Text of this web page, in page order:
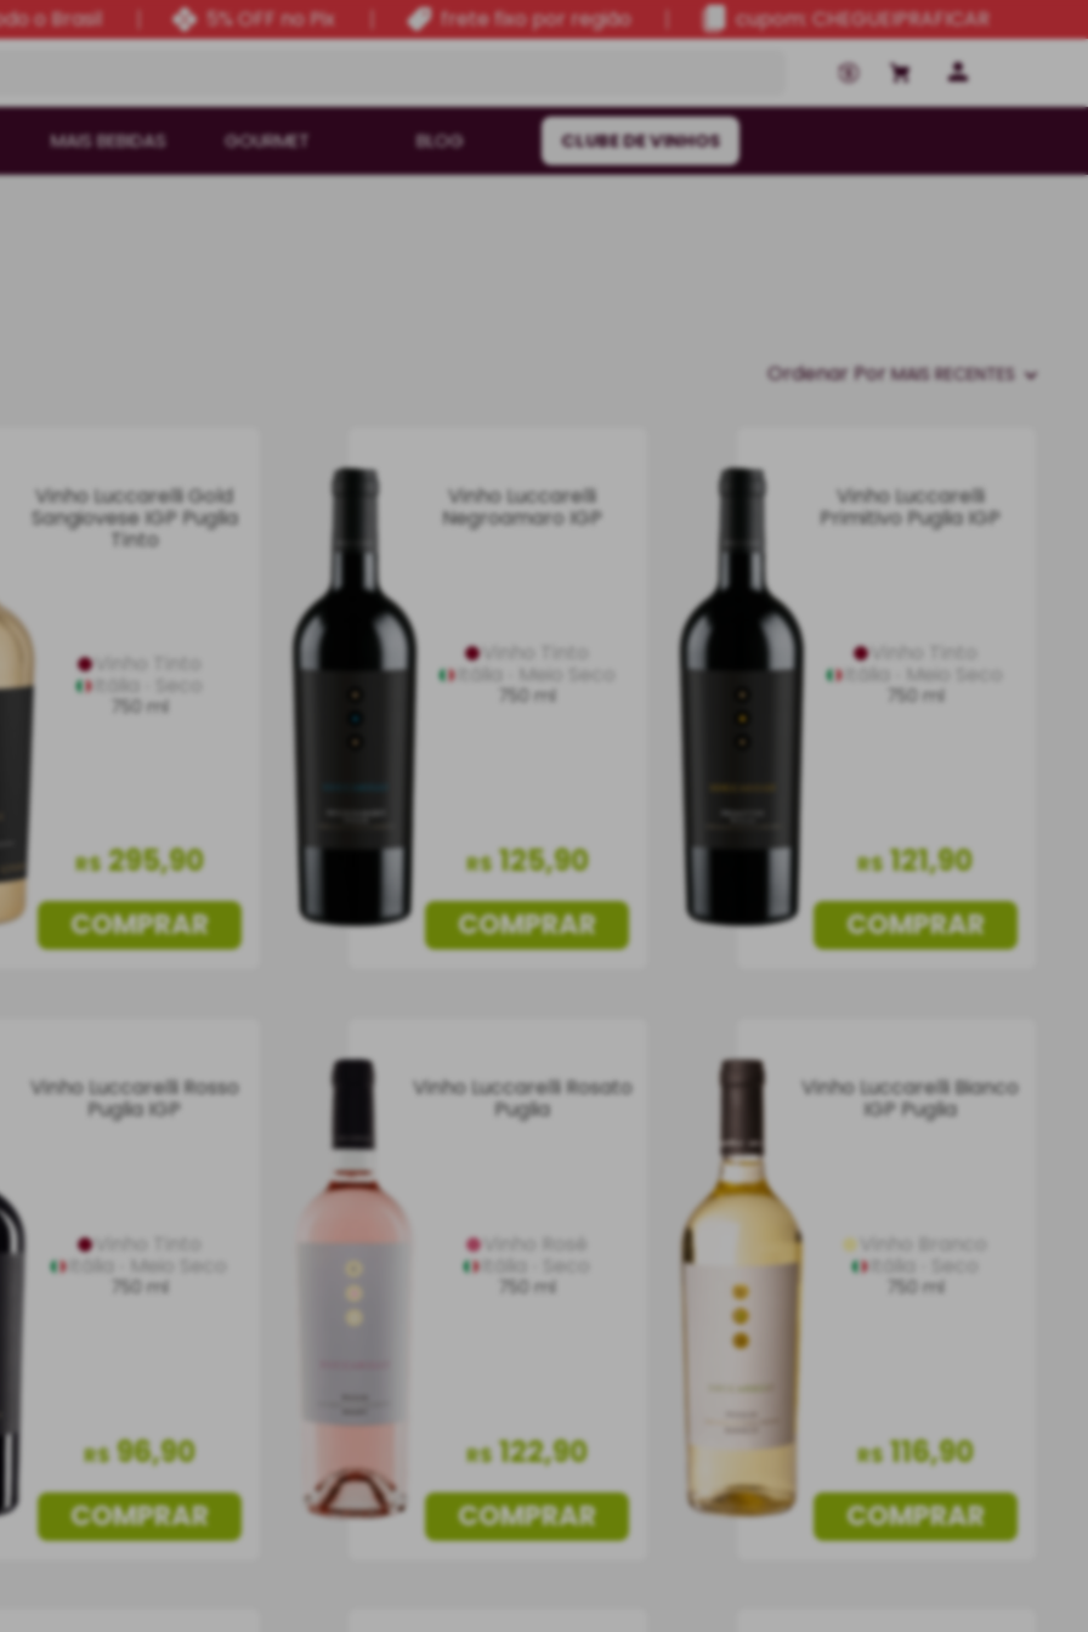
o Brasil 5% OFF no Pix frete fixo por região
cupom: CHEGUEIPRAFICAR
MAIS BEBIDAS GOURMET BLOG CLUBE DE VINHOS
Ordenar Por MAIS RECENTES
Vinho Luccarelli Gold
Sangiovese IGP Puglia
Tinto
Vinho Tinto
Itália Seco
750 ml
R$ 295,90
COMPRAR
Vinho Luccarelli
Negroamaro IGP
Itália Meio Seco
750 ml
R$ 125,90
COMPRAR
Vinho Luccarelli
Primitivo Puglia IGP
Vinho Tinto
Itália Meio Seco
750 ml
R$ 121,90
COMPRAR
Vinho Luccarelli Rosso
Puglia IGP
Vinho Tinto
Itália Meio Seco
750 ml
R$ 96,90
COMPRAR
Vinho Luccarelli Rosato
Puglia
Itália Seco
750 ml
R$ 122,90
COMPRAR
Vinho Luccarelli Bianco
IGP Puglia
Itália Seco
750 ml
R$ 116,90
COMPRAR